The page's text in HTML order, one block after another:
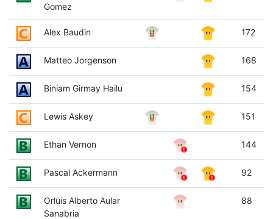
Gomez
Alex Baudin 172
Matteo Jorgenson 168
Biniam Girmay Hailu 154
Lewis Askey 151
Ethan Vernon 144
Pascal Ackermann 92
Orluis Alberto Aular
Sanabria
88